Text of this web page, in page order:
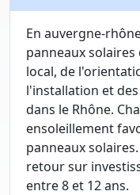
En auvergne-
panneaux
local, de
l'installation et
dans le Rhône.
ensoleillement
panneaux
retour sur
entre 8 et 12 ans.